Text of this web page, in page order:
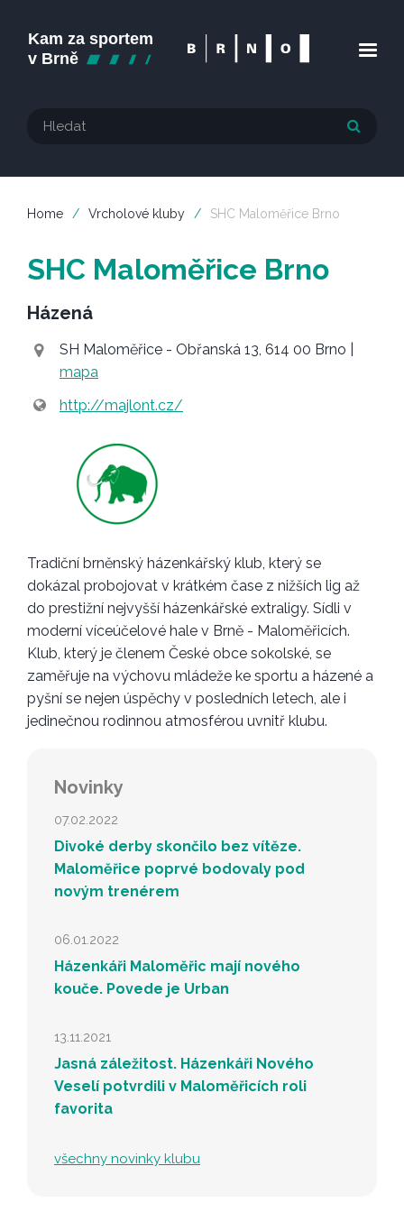
Home / Vrcholové kluby / SHC Maloměřice Brno
SHC Maloměřice Brno
Házená
SH Maloměřice - Obřanská 13, 614 00 Brno
mapa
http://majlont.cz/
Tradiční brněnský házenkářský klub, který se
dokázal probojovat v krátkém čase z nižších lig až
do prestižní nejvyšší házenkářské extraligy. Sídli v
moderní víceúčelové hale v Brně - Maloměřicích.
Klub, který je členem České obce sokolské, se
zaměřuje na výchovu mládeže ke sportu a házené a
pyšní se nejen úspěchy v posledních letech, ale i
jedinečnou rodinnou atmosférou uvnitř klubu.
Novinky
07.02.2022
Divoké derby skončilo bez vítěze.
Maloměřice poprvé bodovaly pod
novým trenérem
06.01.2022
Házenkáři Maloměřic mají nového
kouče. Povede je Urban
13.11.2021
Jasná záležitost. Házenkáři Nového
Veselí potvrdili v Maloměřicích roli
favorita
všechny novinky klubu